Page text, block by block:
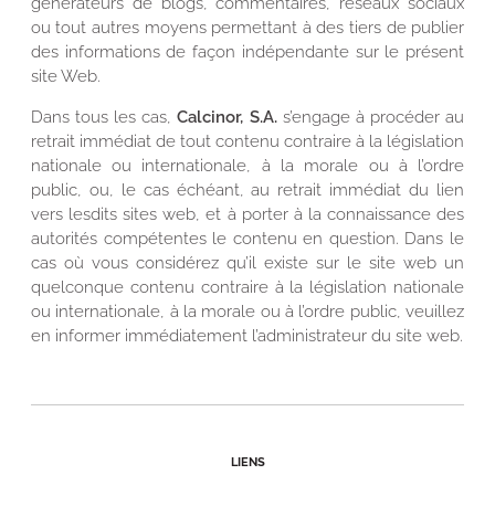
ou tout autres moyens permettant à des tiers de publier
des informations de façon indépendante sur le présent
site Web.
Dans tous les cas,Calcinor, S.A.s’engage à procéder au
retrait immédiat de tout contenu contraire à la législation
nationale ou internationale, à la morale ou à l’ordre
public, ou, le cas échéant, au retrait immédiat du lien
vers lesdits sites web, et à porter à la connaissance des
autorités compétentes le contenu en question. Dans le
cas où vous considérez qu’il existe sur le site web un
quelconque contenu contraire à la législation nationale
ou internationale, à la morale ou à l’ordre public, veuillez
en informer immédiatement l’administrateur du site web.
LIENS